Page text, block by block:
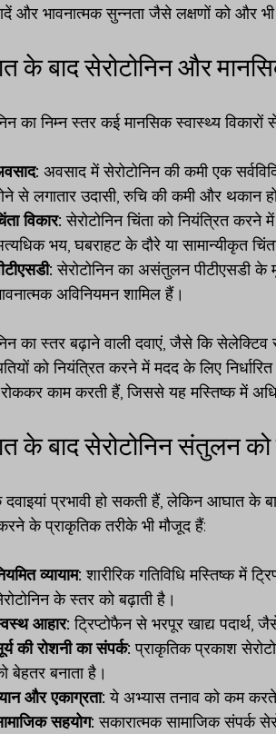
और भावनात्मक सुन्नता जैसे लक्षणों को और
के बाद सेरोटोनिन और
का निम्न स्तर कई मानसिक स्वास्थ्य
अवसाद में सेरोटोनिन की कमी एक
से लगातार उदासी, रुचि की कमी और थकान
विकार: सेरोटोनिन चिंता को नियंत्रित करने
भय, घबराहट के दौरे या सामान्यीकृत
सेरोटोनिन का असंतुलन पीटीएसडी
अविनियमन शामिल हैं।
का स्तर बढ़ाने वाली दवाएं, जैसे कि
को नियंत्रित करने में मदद के लिए
काम करती हैं, जिससे यह मस्तिष्क में
के बाद सेरोटोनिन संतुलन को
दवाइयां प्रभावी हो सकती हैं, लेकिन आघात के
के प्राकृतिक तरीके भी मौजूद हैं:
व्यायाम: शारीरिक गतिविधि मस्तिष्क में
के स्तर को बढ़ाती है।
आहार: ट्रिप्टोफैन से भरपूर खाद्य
की रोशनी का संपर्क: प्राकृतिक प्रकाश
बेहतर बनाता है।
और एकाग्रता: ये अभ्यास तनाव को कम
सहयोग: सकारात्मक सामाजिक संपर्क